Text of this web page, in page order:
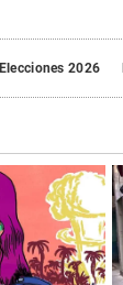
Elecciones 2026